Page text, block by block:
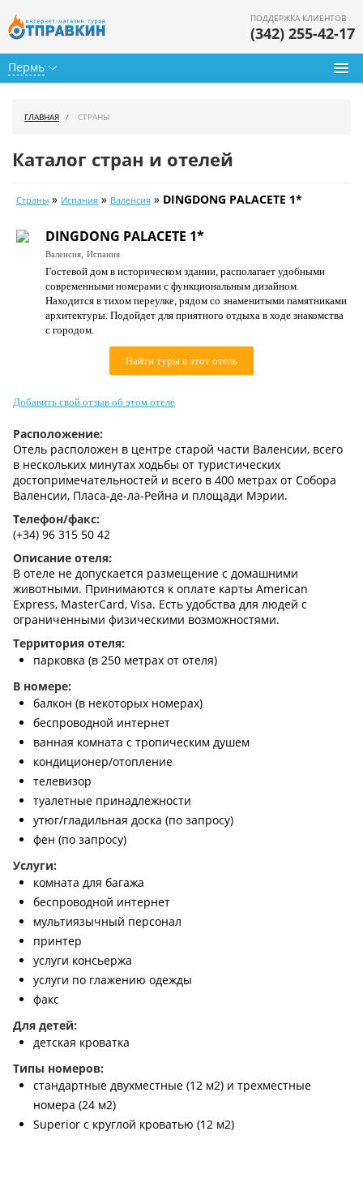
Пермь
ПОДДЕРЖКА КЛИЕНТОВ
(342) 255-42-17
Календарь туров
Цены дня
Страны
Как купить
ГЛАВНАЯ СТРАНЫ
Каталог стран и отелей
Страны » Испания » Валенсия » DINGDONG PALACETE 1*
DINGDONG PALACETE 1*
Валенсия, Испания
Гостевой дом в историческом здании, располагает удобными
современными номерами с функциональным дизайном.
Находится в тихом переулке, рядом со знаменитыми памятниками
архитектуры. Подойдет для приятного отдыха в ходе знакомства
с городом.
Найти туры в этот отель
Добавить свой отзыв об этом отеле
Расположение:
Отель расположен в центре старой части Валенсии, всего
в нескольких минутах ходьбы от туристических
достопримечательностей и всего в 400 метрах от Собора
Валенсии, Пласа-де-ла-Рейна и площади Мэрии.
Телефон/факс:
(+34) 96 315 50 42
Описание отеля:
В отеле не допускается размещение с домашними
животными. Принимаются к оплате карты American
Express, MasterCard, Visa. Есть удобства для людей с
ограниченными физическими возможностями.
Территория отеля:
парковка (в 250 метрах от отеля)
В номере:
балкон (в некоторых номерах)
беспроводной интернет
ванная комната с тропическим душем
кондиционер/отопление
телевизор
туалетные принадлежности
утюг/гладильная доска (по запросу)
фен (по запросу)
Услуги:
комната для багажа
беспроводной интернет
мультиязычный персонал
принтер
услуги консьержа
услуги по глажению одежды
факс
Для детей:
детская кроватка
Типы номеров:
стандартные двухместные (12 м2) и трехместные
номера (24 м2)
Superior с круглой кроватью (12 м2)